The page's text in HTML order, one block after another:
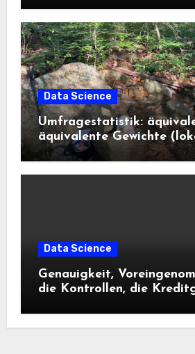
Data Science
Umfragestatistik:
äquivalente Gewichte
Data Science
Genauigkeit,
die Kontrollen, die